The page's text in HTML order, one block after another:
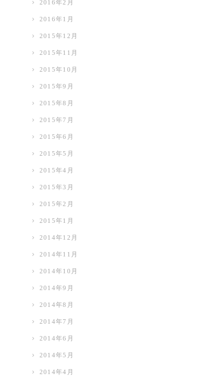
2016年2月
2016年1月
2015年12月
2015年11月
2015年10月
2015年9月
2015年8月
2015年7月
2015年6月
2015年5月
2015年4月
2015年3月
2015年2月
2015年1月
2014年12月
2014年11月
2014年10月
2014年9月
2014年8月
2014年7月
2014年6月
2014年5月
2014年4月